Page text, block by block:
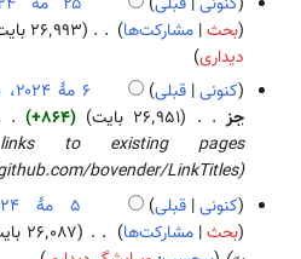
۲
ۀ
و
ی
ر
ا
ی
ش
و
ن
خ
ل
ا
ص
ۀ
و
ی
م
۴
بحث مشارکت‌ها ۲۶٬۹۹۳ بایت
ب
د
و
ن
خ
ا
ص
دیداری
۲
کنونی قبلی
جز
۲۶٬۹۵۱ بایت +۸۶۴
links to existing pages
bovender/LinkTitles).
کنونی قبلی
بحث مشارکت‌ها ۲۶٬۰۸۷ بایت